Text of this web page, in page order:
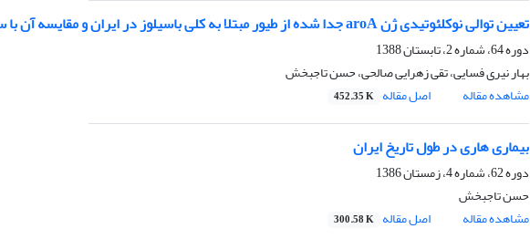
تعیین توالی نوکلئوتیدی ژن aroA جدا شده از طیور مبتلا به کلی باسیلوز در ایران و مقایسه آن با سویه‌های موجود در بانک ژنی
دوره 64، شماره 2، تابستان 1388
بهار نیری فسایی، تقی زهرایی صالحی، حسن تاجبخش
مشاهده مقاله
اصل مقاله 452.35 K
بیماری هاری در طول تاریخ ایران‌
دوره 62، شماره 4، زمستان 1386
حسن تاجبخش
مشاهده مقاله
اصل مقاله 300.58 K